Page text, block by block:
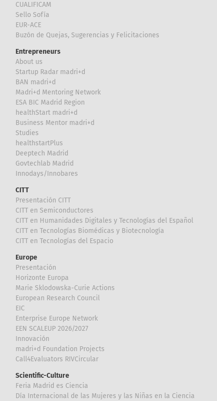
CUALIFICAM
Sello Sofía
EUR-ACE
Buzón de Quejas, Sugerencias y Felicitaciones
Entrepreneurs
About us
Startup Radar madri+d
BAN madri+d
Madri+d Mentoring Network
ESA BIC Madrid Region
healthStart madri+d
Business Mentor madri+d
Studies
healthstartPlus
Deeptech Madrid
Govtechlab Madrid
Innodays/Innobares
CITT
Presentación CITT
CITT en Semiconductores
CITT en Humanidades Digitales y Tecnologías del Español
CITT en Tecnologías Biomédicas y Biotecnología
CITT en Tecnologías del Espacio
Europe
Presentación
Horizonte Europa
Marie Sklodowska-Curie Actions
European Research Council
EIC
Enterprise Europe Network
EEN SCALEUP 2026/2027
Innovación
madri+d Foundation Projects
Call4Evaluators RIVCircular
Scientific-Culture
Feria Madrid es Ciencia
Día Internacional de las Mujeres y las Niñas en la Ciencia